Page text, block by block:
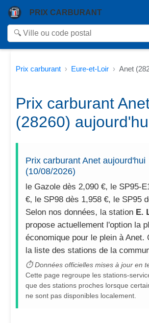
PRIX CARBURANT
Prix carburant Eure-et-Loir Anet
Prix carburant
(28260)
Prix carburant Anet aujourd'hui
(10/08/2026)
le Gazole dès 2,090 €, le SP95-
€, le SP98 dès 1,958 €, le SP95
Selon nos données, la station E.
propose actuellement l'option la
économique pour le plein à Anet.
la liste des stations de la
⏱ Données officielles mises à jour en
Cette page regroupe les stations-
que des stations proches lorsque
ne sont pas disponibles localement.